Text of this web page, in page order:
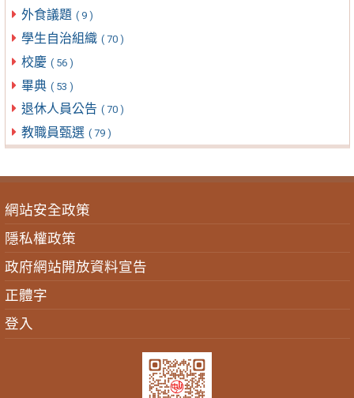
外食議題 ( 9 )
學生自治組織 ( 70 )
校慶 ( 56 )
畢典 ( 53 )
退休人員公告 ( 70 )
教職員甄選 ( 79 )
網站安全政策
隱私權政策
政府網站開放資料宣告
正體字
登入